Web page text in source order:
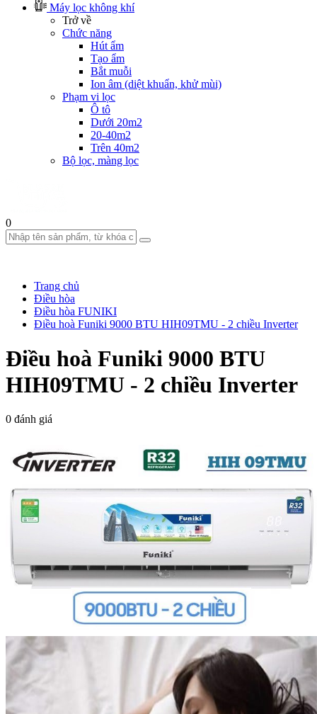
Máy lọc không khí
Trở về
Chức năng
Hút ẩm
Tạo ẩm
Bắt muỗi
Ion âm (diệt khuẩn, khử mùi)
Phạm vi lọc
Ô tô
Dưới 20m2
20-40m2
Trên 40m2
Bộ lọc, màng lọc
0
Trang chủ
Điều hòa
Điều hòa FUNIKI
Điều hoà Funiki 9000 BTU HIH09TMU - 2 chiều Inverter
Điều hoà Funiki 9000 BTU
HIH09TMU - 2 chiều Inverter
0 đánh giá